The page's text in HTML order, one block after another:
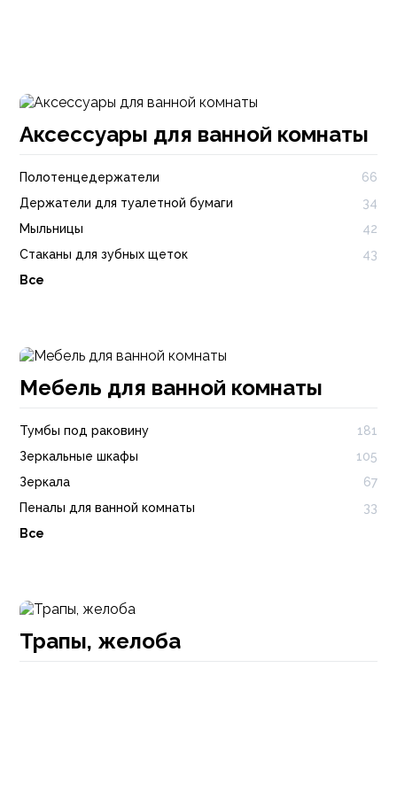
Аксессуары для ванной комнаты
Полотенцедержатели
66
Держатели для туалетной бумаги
34
Мыльницы
42
Стаканы для зубных щеток
43
Все
Мебель для ванной комнаты
Тумбы под раковину
181
Зеркальные шкафы
105
Зеркала
67
Пеналы для ванной комнаты
33
Все
Трапы, желоба